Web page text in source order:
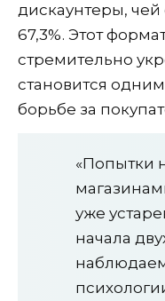
дискаунтеры, чей
67,3%. Этот
стремительно
становится
борьбе за
«Попытки
уже
начала